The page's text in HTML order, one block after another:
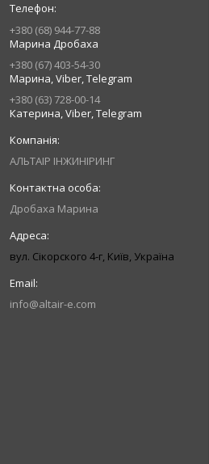
+380 (68) 944-77-88
Марина Дробаха
+380 (67) 403-54-30
Марина, Viber, Telegram
+380 (63) 728-00-14
Катерина, Viber, Telegram
АЛЬТАІР ІНЖИНІРИНГ
Дробаха Марина
вул. Сікорского 4-г, Київ, Україна
info@altair-e.com